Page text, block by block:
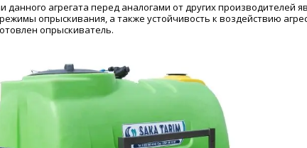
агрегата перед аналогами от других производителей
опрыскивания, а также устойчивость к воздействию
опрыскиватель.